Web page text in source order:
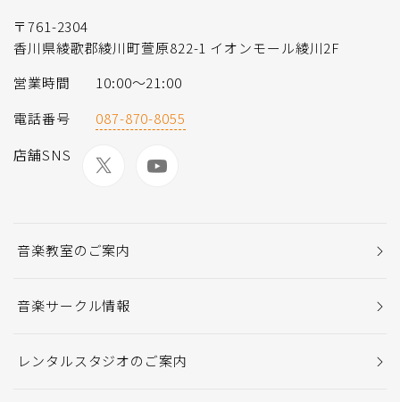
〒761-2304
香川県綾歌郡綾川町萱原822-1 イオンモール綾川2F
営業時間
10:00～21:00
電話番号
087-870-8055
店舗SNS
音楽教室のご案内
音楽サークル情報
レンタルスタジオのご案内